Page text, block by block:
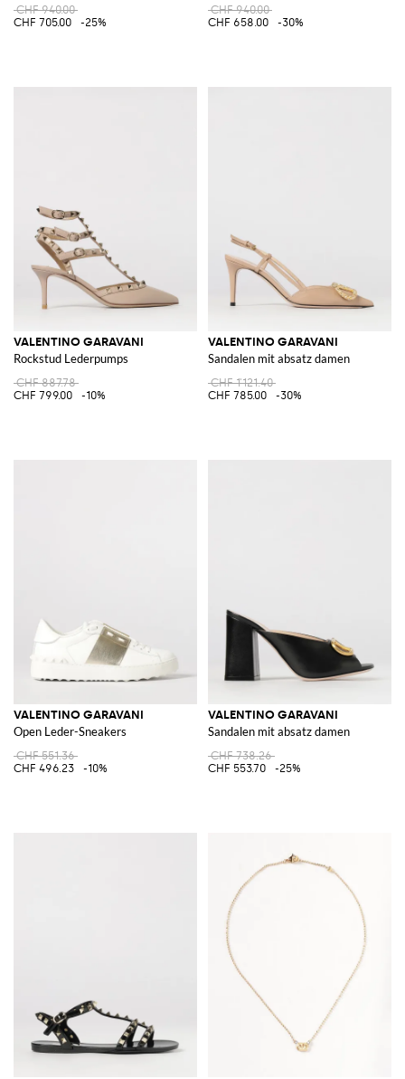
CHF 940.00
CHF 705.00
-25%
CHF 940.00
CHF 658.00
-30%
VALENTINO GARAVANI
Rockstud Lederpumps
CHF 887.78
CHF 799.00
-10%
VALENTINO GARAVANI
Sandalen mit absatz damen
CHF 1'121.40
CHF 785.00
-30%
VALENTINO GARAVANI
Open Leder-Sneakers
CHF 551.36
CHF 496.23
-10%
VALENTINO GARAVANI
Sandalen mit absatz damen
CHF 738.26
CHF 553.70
-25%